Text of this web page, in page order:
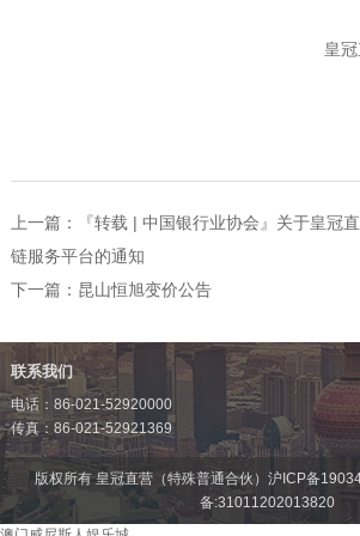
皇
上一篇：
『转载 | 中国银行业协会』关于皇冠
链服务平台的通知
下一篇： 昆山恒旭变价公告
联系我们
电话：86-021-52920000
传真：86-021-52921369
版权所有 皇冠直营（特殊普通合伙）沪ICP备
备:31011202013820